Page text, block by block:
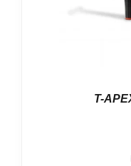
T-